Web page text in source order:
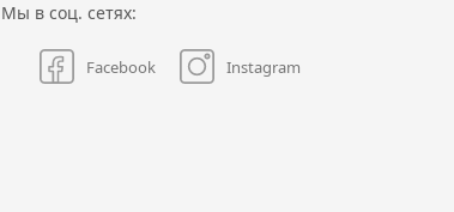
Мы в соц. сетях:
Facebook Instagram